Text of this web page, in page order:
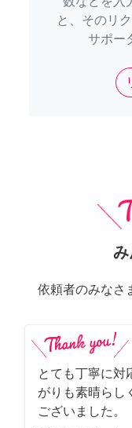
と、そのリ
サポー
依頼者のみなさ
とても丁寧に対
がりも素晴らし
ございました。